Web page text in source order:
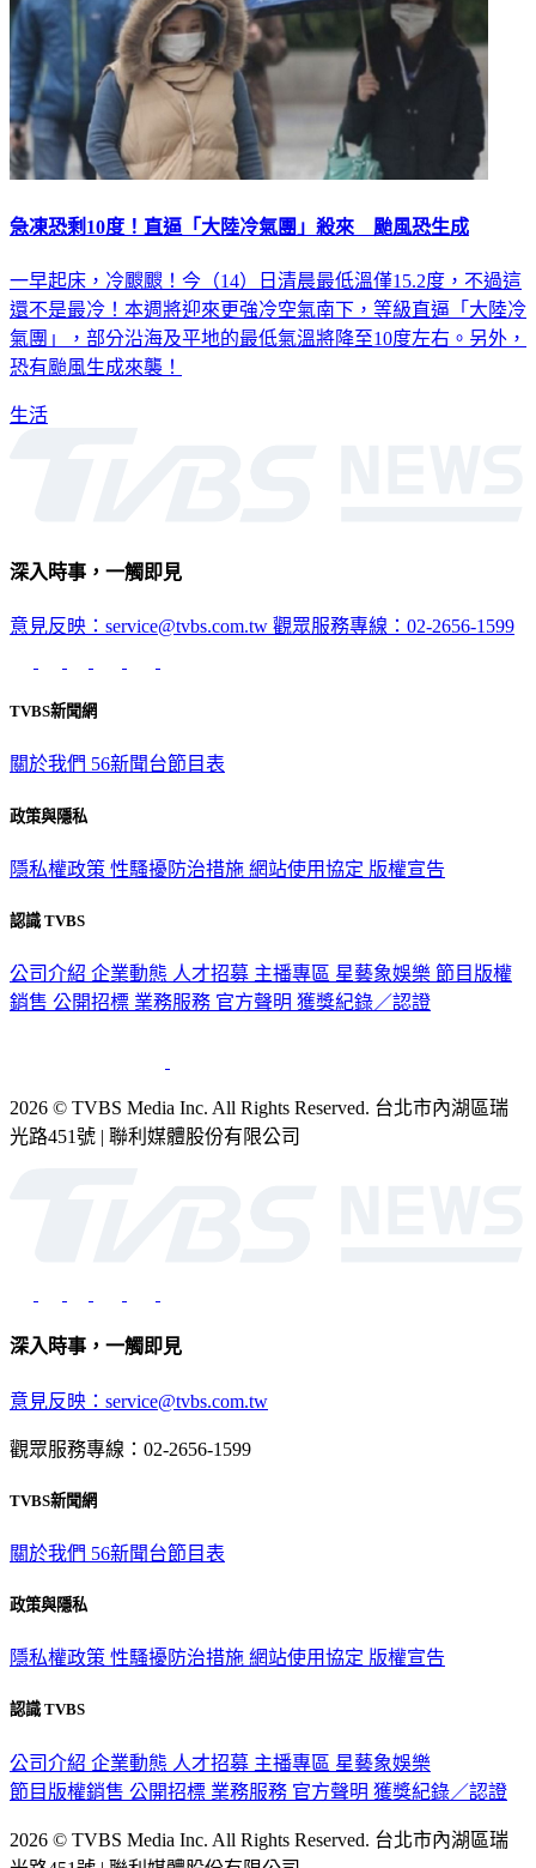
急凍恐剩10度！直逼「大陸冷氣團」殺來 颱風恐生成
一早起床，冷颼颼！今（14）日清晨最低溫僅15.2度，不過這
還不是最冷！本週將迎來更強冷空氣南下，等級直逼「大陸冷
氣團」，部分沿海及平地的最低氣溫將降至10度左右。另外，
恐有颱風生成來襲！
生活
深入時事，一觸即見
意見反映：service@tvbs.com.tw 觀眾服務專線：02-2656-1599
TVBS新聞網
關於我們 56新聞台節目表
政策與隱私
隱私權政策 性騷擾防治措施 網站使用協定 版權宣告
認識 TVBS
公司介紹 企業動態 人才招募 主播專區 星藝象娛樂 節目版權
銷售 公開招標 業務服務 官方聲明 獲獎紀錄／認證
2026 © TVBS Media Inc. All Rights Reserved. 台北市內湖區瑞
光路451號 | 聯利媒體股份有限公司
深入時事，一觸即見
意見反映：service@tvbs.com.tw
觀眾服務專線：02-2656-1599
TVBS新聞網
關於我們 56新聞台節目表
政策與隱私
隱私權政策 性騷擾防治措施 網站使用協定 版權宣告
認識 TVBS
公司介紹 企業動態 人才招募 主播專區 星藝象娛樂
節目版權銷售 公開招標 業務服務 官方聲明 獲獎紀錄／認證
2026 © TVBS Media Inc. All Rights Reserved. 台北市內湖區瑞